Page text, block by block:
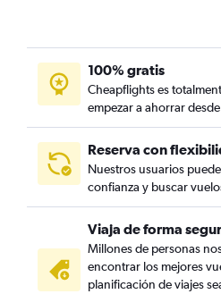
100% gratis
Cheapflights es
empezar a ahorrar
Reserva con
Nuestros usuarios
confianza y buscar
Viaja de forma
Millones de personas
encontrar los mejores
planificación de viajes